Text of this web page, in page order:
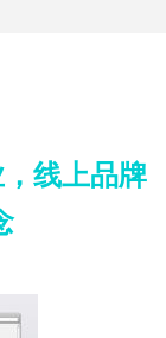
线上品牌